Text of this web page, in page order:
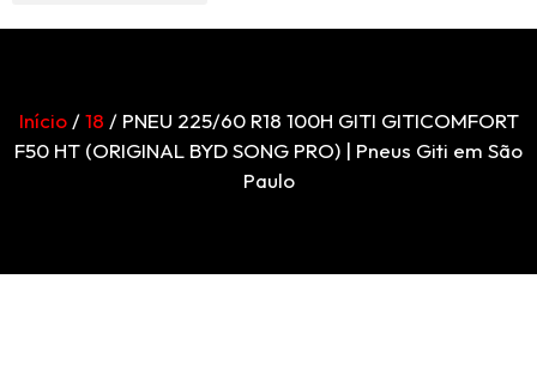
Início/18 / PNEU 225/60 R18 100H GITI GITICOMFORT
F50 HT (ORIGINAL BYD SONG PRO) | Pneus Giti em São
Paulo